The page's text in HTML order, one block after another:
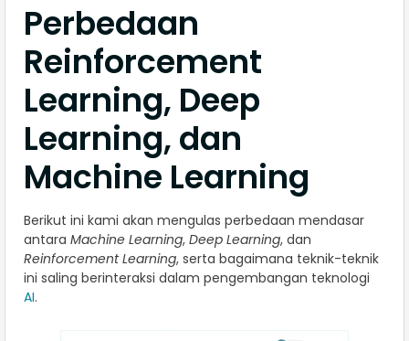
Perbedaan
Reinforcement
Learning, Deep
Learning, dan
Machine Learning
Berikut ini kami akan mengulas perbedaan mendasar
antara Machine Learning, Deep Learning, dan
Reinforcement Learning, serta bagaimana teknik-teknik
ini saling berinteraksi dalam pengembangan teknologi
AI.